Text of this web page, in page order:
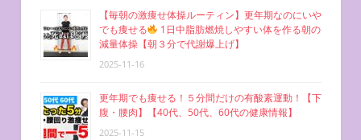
ン
【毎朝の激痩せ体操ルーティン】更年期なのにいや
でも痩せる
1日中脂肪燃焼しやすい体を作る朝の
減量体操【朝３分で代謝爆上げ】
2025-11-16
更年期でも痩せる！５分間だけの有酸素運動！【下
腹・腰肉】【40代、50代、60代の健康情報】
2025-11-15